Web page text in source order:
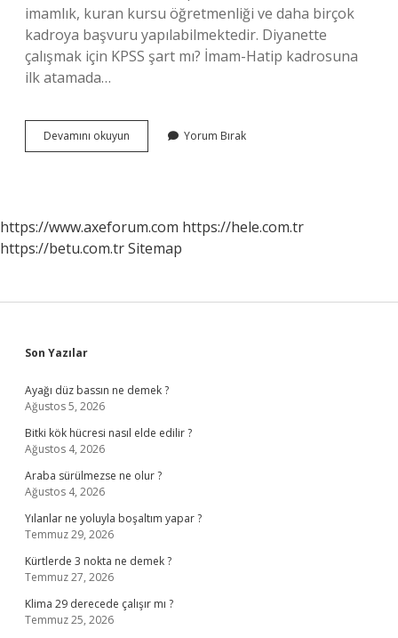
imamlık, kuran kursu öğretmenliği ve daha birçok
kadroya başvuru yapılabilmektedir. Diyanette
çalışmak için KPSS şart mı? İmam-Hatip kadrosuna
ilk atamada…
Devamını okuyun Müezzin
Olmak
Yorum Bırak
https://www.axeforum.com https://hele.com.tr
https://betu.com.trSitemap
Sidebar
Son Yazılar
Ayağı düz bassın ne demek ?
Ağustos 5, 2026
Bitki kök hücresi nasıl elde edilir ?
Ağustos 4, 2026
Araba sürülmezse ne olur ?
Ağustos 4, 2026
Yılanlar ne yoluyla boşaltım yapar ?
Temmuz 29, 2026
Kürtlerde 3 nokta ne demek ?
Temmuz 27, 2026
Klima 29 derecede çalışır mı ?
Temmuz 25, 2026